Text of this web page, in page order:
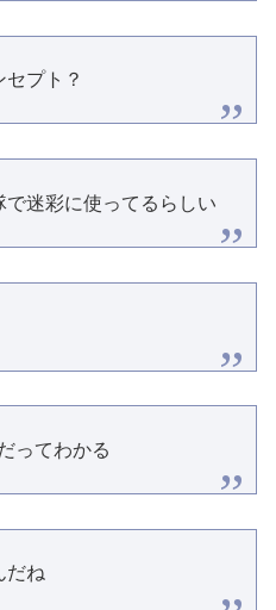
プト？
迷彩に使ってるらしい
ってわかる
だね